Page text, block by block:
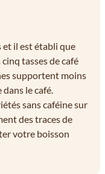
et il est établi que
tasses de café
supportent moins
le café.
sans caféine sur
des traces de
votre boisson